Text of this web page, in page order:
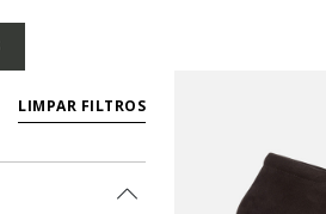
LIMPAR FILTROS